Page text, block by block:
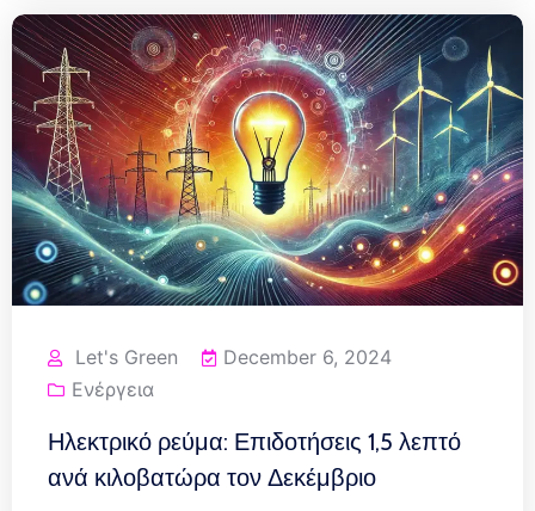
Let's Green
December 6, 2024
Ενέργεια
Ηλεκτρικό ρεύμα: Επιδοτήσεις 1,5 λεπτό
ανά κιλοβατώρα τον Δεκέμβριο